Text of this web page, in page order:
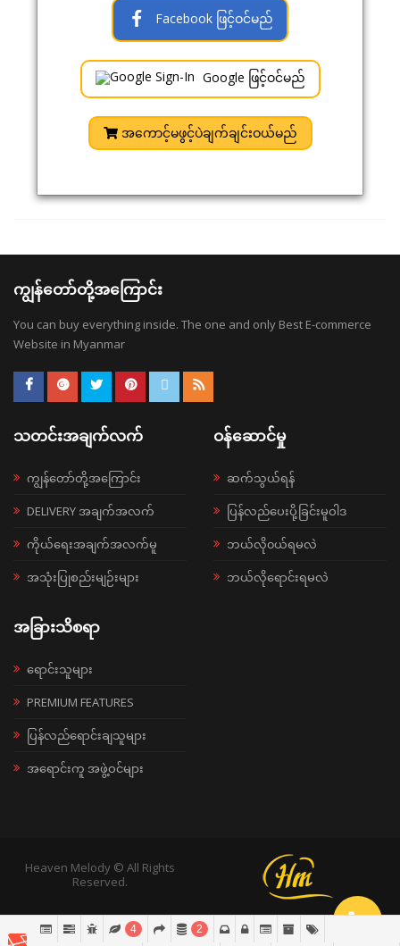
Facebook ဖြင့်ဝင်မည်
Google ဖြင့်ဝင်မည်
အကောင့်မဖွင့်ပဲချက်ချင်းဝယ်မည်
ကျွန်တော်တို့အကြောင်း
You can buy everything inside. The one and only Best E-commerce
Website in Myanmar
သတင်းအချက်လက်
ကျွန်တော်တို့အကြောင်း
DELIVERY အချက်အလက်
ကိုယ်ရေးအချက်အလက်မူ
အသုံးပြုစည်းမျဉ်းများ
ဝန်ဆောင်မှု
ဆက်သွယ်ရန်
ပြန်လည်ပေးပို့ခြင်းမူဝါဒ
ဘယ်လို၀ယ်ရမလဲ
ဘယ်လိုရောင်းရမလဲ
အခြားသိစရာ
ရောင်းသူများ
PREMIUM FEATURES
ပြန်လည်ရောင်းချသူများ
အရောင်းကူ အဖွဲ့ဝင်များ
Heaven Melody © All Rights
Reserved.
4 2